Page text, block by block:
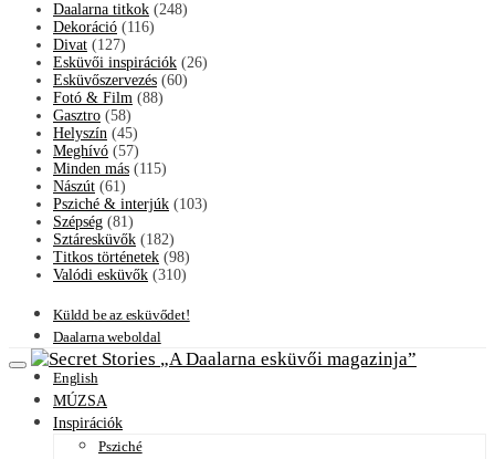
Daalarna titkok (248)
Dekoráció (116)
Divat (127)
Esküvői inspirációk (26)
Esküvőszervezés (60)
Fotó & Film (88)
Gasztro (58)
Helyszín (45)
Meghívó (57)
Minden más (115)
Nászút (61)
Psziché & interjúk (103)
Szépség (81)
Sztáresküvők (182)
Titkos történetek (98)
Valódi esküvők (310)
Küldd be az esküvődet!
Daalarna weboldal
English
A Daalarna esküvői magazinja
MÚZSA
Inspirációk
Psziché